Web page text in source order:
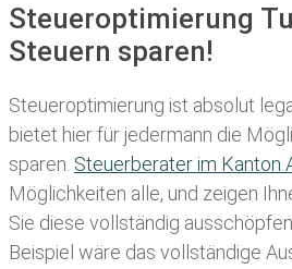
Steueroptimierung
Steuern sparen!
Steueroptimierung ist absolut
bietet hier für jedermann die
sparen. Steuerberater im K anton
Möglichkeiten alle, und zeigen
Sie diese vollständig
Beispiel wäre das vollständige